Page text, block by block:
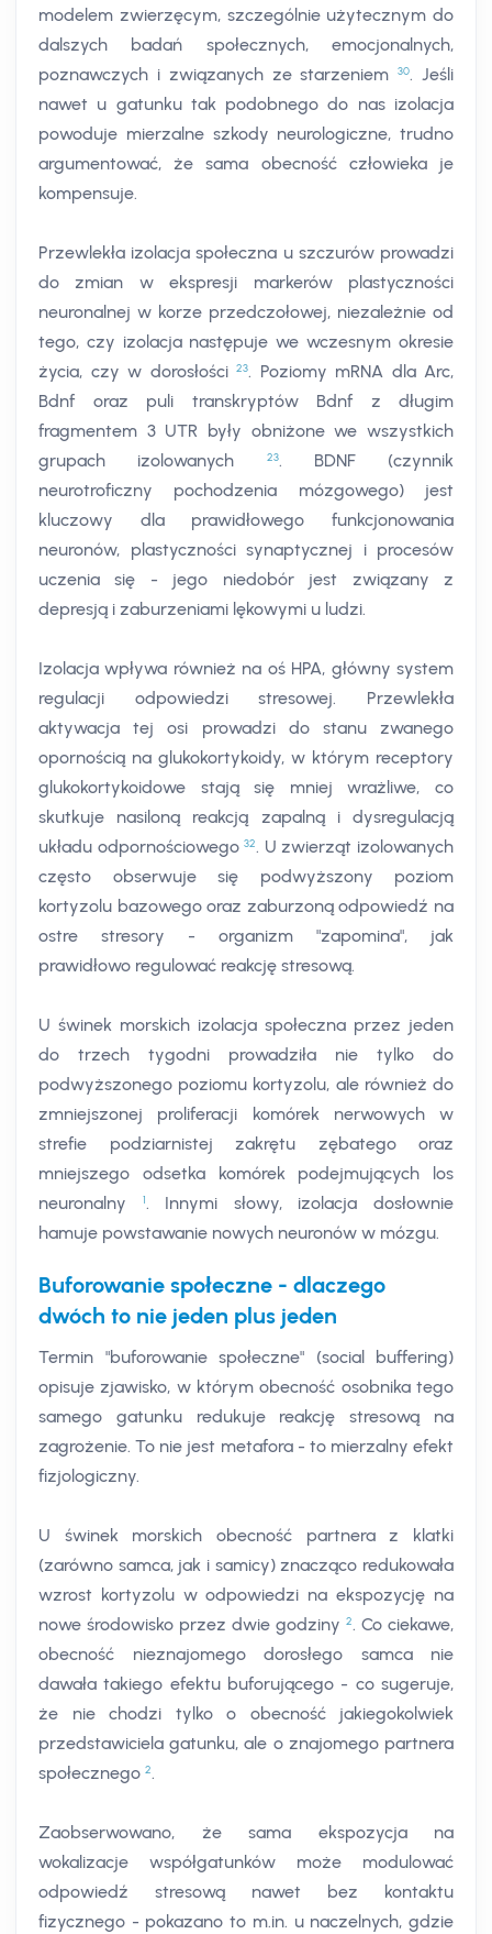
modelem zwierzęcym, szczególnie użytecznym do
dalszych badań społecznych, emocjonalnych,
poznawczych i związanych ze starzeniem30. Jeśli
nawet u gatunku tak podobnego do nas izolacja
powoduje mierzalne szkody neurologiczne, trudno
argumentować, że sama obecność człowieka je
kompensuje.
Przewlekła izolacja społeczna u szczurów prowadzi
do zmian w ekspresji markerów plastyczności
neuronalnej w korze przedczołowej, niezależnie od
tego, czy izolacja następuje we wczesnym okresie
życia, czy w dorosłości 23. Poziomy mRNA dla Arc,
Bdnf oraz puli transkryptów Bdnf z długim
fragmentem 3 UTR były obniżone we wszystkich
grupach izolowanych
23. BDNF (czynnik
neurotroficzny pochodzenia mózgowego) jest
kluczowy dla prawidłowego funkcjonowania
neuronów, plastyczności synaptycznej i procesów
uczenia się - jego niedobór jest związany z
depresją i zaburzeniami lękowymi u ludzi.
Izolacja wpływa również na oś HPA, główny system
regulacji odpowiedzi stresowej. Przewlekła
aktywacja tej osi prowadzi do stanu zwanego
opornością na glukokortykoidy, w którym receptory
glukokortykoidowe stają się mniej wrażliwe, co
skutkuje nasiloną reakcją zapalną i dysregulacją
układu odpornościowego32. U zwierząt izolowanych
często obserwuje się podwyższony poziom
kortyzolu bazowego oraz zaburzoną odpowiedź na
ostre stresory - organizm "zapomina", jak
prawidłowo regulować reakcję stresową.
U świnek morskich izolacja społeczna przez jeden
do trzech tygodni prowadziła nie tylko do
podwyższonego poziomu kortyzolu, ale również do
zmniejszonej proliferacji komórek nerwowych w
strefie podziarnistej zakrętu zębatego oraz
mniejszego odsetka komórek podejmujących los
neuronalny
1. Innymi słowy, izolacja dosłownie
hamuje powstawanie nowych neuronów w mózgu.
Buforowanie społeczne - dlaczego
dwóch to nie jeden plus jeden
Termin "buforowanie społeczne" (social buffering)
opisuje zjawisko, w którym obecność osobnika tego
samego gatunku redukuje reakcję stresową na
zagrożenie. To nie jest metafora - to mierzalny efekt
fizjologiczny.
U świnek morskich obecność partnera z klatki
(zarówno samca, jak i samicy) znacząco redukowała
wzrost kortyzolu w odpowiedzi na ekspozycję na
nowe środowisko przez dwie godziny 2. Co ciekawe,
obecność nieznajomego dorosłego samca nie
dawała takiego efektu buforującego - co sugeruje,
że nie chodzi tylko o obecność jakiegokolwiek
przedstawiciela gatunku, ale o znajomego partnera
społecznego 2.
Zaobserwowano, że sama ekspozycja na
wokalizacje współgatunków może modulować
odpowiedź stresową nawet bez kontaktu
fizycznego - pokazano to m.in. u naczelnych, gdzie